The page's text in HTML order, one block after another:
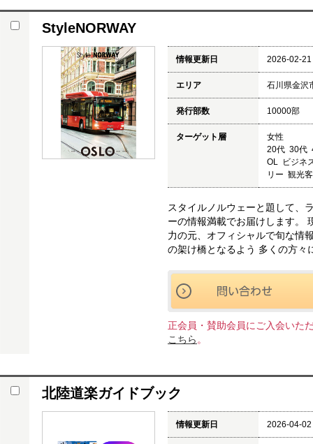
StyleNORWAY
情報更新日 2026-02-
エリア 石川県金沢
発行部数 10000部
ターゲット層
女性
20代 30代
OL ビジネ
リー 観光
スタイルノルウェーと題して、
ーの情報満載でお届けします。
力の元、オフィシャルで旬な情
の架け橋となるよう 多くの方々
正会員・賛助会員にご入会いた
こちら 。
北陸道楽ガイドブック
情報更新日 2026-04-